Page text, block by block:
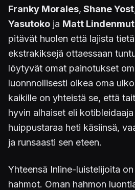
Franky Morales, Shane Yost
Yasutoko ja Matt
pitävät huolen että lajista
ekstrakiksejä ottaessaan
löytyvät omat painotukset
luonnnollisesti oikea oma
kaikille on yhteistä se, että
hyvin alhaiset eli
huippustaraa heti käsiinsä,
ja runsaasti sen eteen.
Yhteensä Inline-luistelijoita
hahmot. Oman hahmon